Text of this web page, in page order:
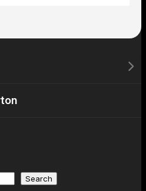
Search